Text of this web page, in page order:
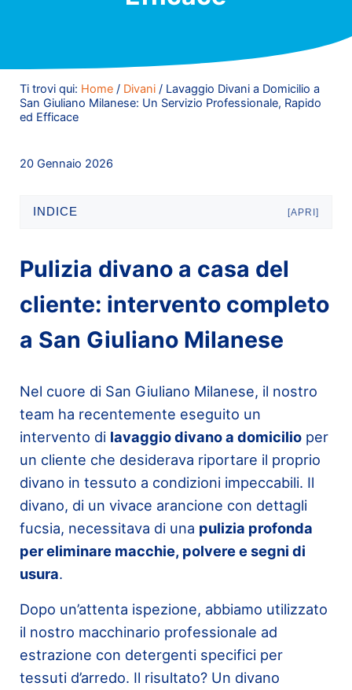
Ti trovi qui: Home / Divani /Lavaggio Divani a Domicilio a
San Giuliano Milanese: Un Servizio Professionale, Rapido
ed Efficace
20 Gennaio 2026
INDICE [APRI]
Pulizia divano a casa del
cliente: intervento completo
a San Giuliano Milanese
Nel cuore di San Giuliano Milanese, il nostro
team ha recentemente eseguito un
intervento di lavaggio divano a domicilioper
un cliente che desiderava riportare il proprio
divano in tessuto a condizioni impeccabili. Il
divano, di un vivace arancione con dettagli
fucsia, necessitava di una pulizia profonda
per eliminare macchie, polvere e segni di
usura.
Dopo un’attenta ispezione, abbiamo utilizzato
il nostro macchinario professionale ad
estrazione con detergenti specifici per
tessuti d’arredo. Il risultato? Un divano